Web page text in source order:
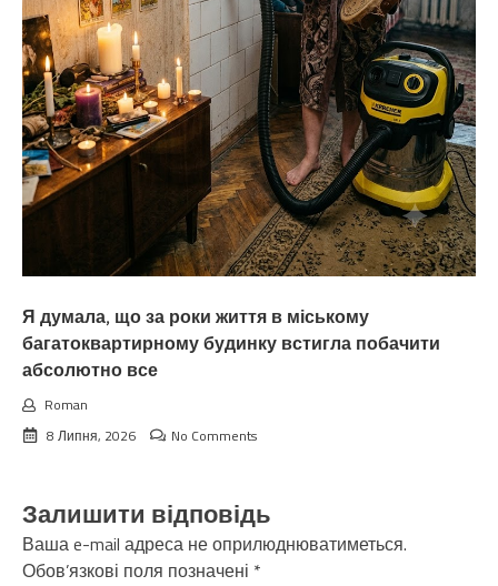
Я думала, що за роки життя в міському
багатоквартирному будинку встигла побачити
абсолютно все
Roman
8 Липня, 2026
No Comments
Залишити відповідь
Ваша e-mail адреса не оприлюднюватиметься.
Обов’язкові поля позначені *